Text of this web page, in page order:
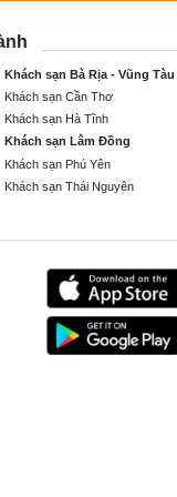
Khách sạn Bà Rịa - Vũng Tàu
Khách sạn Cần Thơ
Khách sạn Hà Tĩnh
Khách sạn Lâm Đồng
Khách sạn Phú Yên
Khách sạn Thái Nguyên